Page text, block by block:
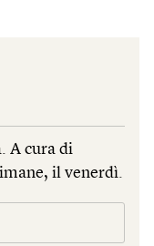
A cura di
il venerdì.